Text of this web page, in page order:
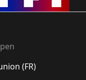
(FR)